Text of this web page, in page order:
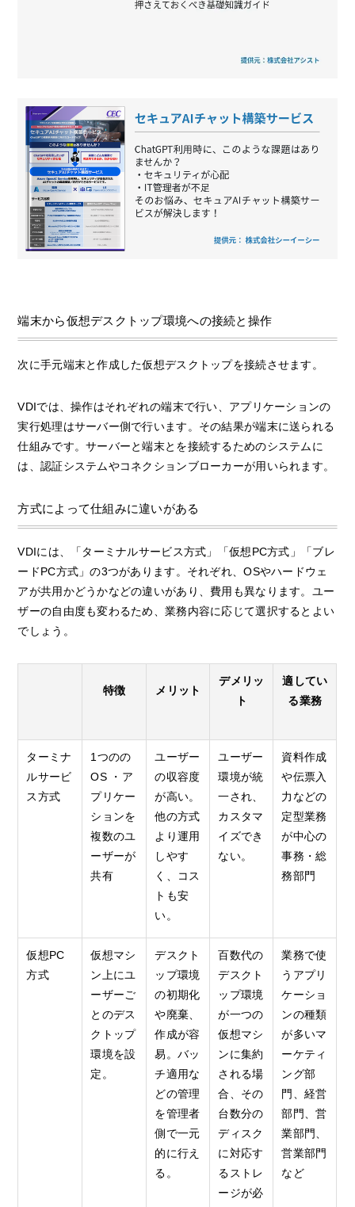
端末から仮想デスクトップ環境への接続と操作
次に手元端末と作成した仮想デスクトップを接続させます。
VDIでは、操作はそれぞれの端末で行い、アプリケーションの
実行処理はサーバー側で行います。その結果が端末に送られる
仕組みです。サーバーと端末とを接続するためのシステムに
は、認証システムやコネクションブローカーが用いられます。
方式によって仕組みに違いがある
VDIには、「ターミナルサービス方式」「仮想PC方式」「ブレ
ードPC方式」の3つがあります。それぞれ、OSやハードウェ
アが共用かどうかなどの違いがあり、費用も異なります。ユー
ザーの自由度も変わるため、業務内容に応じて選択するとよい
でしょう。
特徴 メリット
デメリッ
ト
適してい
る業務
ターミナ
ルサービ
ス方式
1つのの
OS ・ア
プリケー
ションを
複数のユ
ーザーが
共有
ユーザー
の収容度
が高い。
他の方式
より運用
しやす
く、コス
トも安
い。
ユーザー
環境が統
一され、
カスタマ
イズでき
ない。
資料作成
や伝票入
力などの
定型業務
が中心の
事務・総
務部門
仮想PC
方式
仮想マシ
ン上にユ
ーザーご
とのデス
クトップ
環境を設
定。
デスクト
ップ環境
の初期化
や廃棄、
作成が容
易。バッ
チ適用な
どの管理
を管理者
側で一元
的に行え
る。
百数代の
デスクト
ップ環境
が一つの
仮想マシ
ンに集約
される場
合、その
台数分の
ディスク
に対応す
るストレ
ージが必
業務で使
うアプリ
ケーショ
ンの種類
が多いマ
ーケティ
ング部
門、経営
部門、営
業部門、
営業部門
など